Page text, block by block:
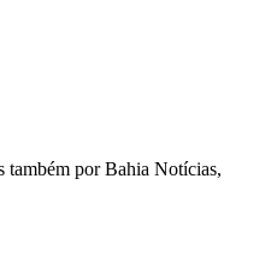
também por Bahia Notícias,